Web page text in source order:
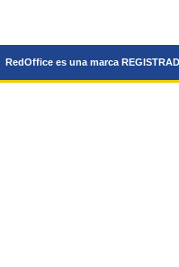
RedOffice es una marca